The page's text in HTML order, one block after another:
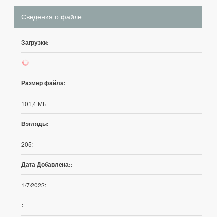
Сведения о файле
Загрузки:
57
Размер файла:
101,4 МБ
Взгляды:
205:
Дата Добавлена::
1/7/2022:
: